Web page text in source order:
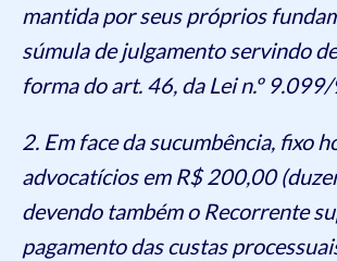
mantida por seus próprios
súmula de julgamento servindo
forma do art. 46, da Lei n.º
2. Em face da sucumbência, fixo
advocatícios em R$ 200,00
devendo também o Recorrente
pagamento das custas